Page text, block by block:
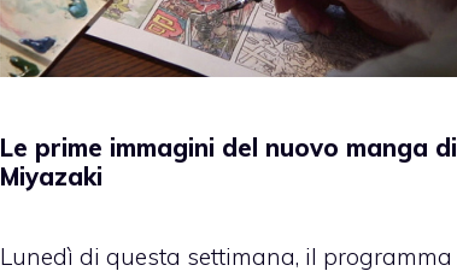
Le prime immagini del nuovo manga di
Miyazaki
Lunedì di questa settimana, il programma